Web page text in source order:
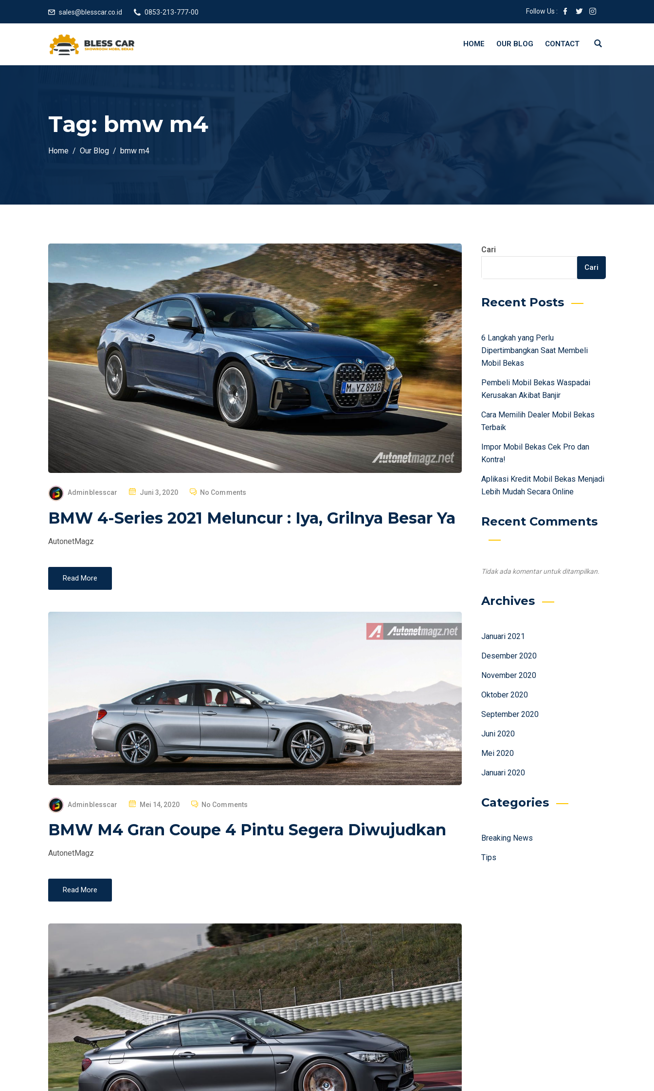
sales@blesscar.co.id 0853-213-777-00 Follow Us :
HOME OUR BLOG CONTACT
Tag: bmw m4
Home Our Blog bmw m4
Adminblesscar
S
Juni 3, 2020 No Comments
BMW 4-Series 2021 Meluncur : Iya, Grilnya Besar Ya
AutonetMagz
Read More
Adminblesscar
P
S
Mei 14, 2020 No Comments
BMW M4 Gran Coupe 4 Pintu Segera Diwujudkan
AutonetMagz
Read More
Cari
Cari
Recent Posts
6 Langkah yang Perlu
Dipertimbangkan Saat Membeli
Mobil Bekas
Pembeli Mobil Bekas Waspadai
Kerusakan Akibat Banjir
Cara Memilih Dealer Mobil Bekas
Terbaik
Impor Mobil Bekas Cek Pro dan
Kontra!
Aplikasi Kredit Mobil Bekas Menjadi
Lebih Mudah Secara Online
Recent Comments
Tidak ada komentar untuk ditampilkan.
Archives
Januari 2021
Desember 2020
November 2020
Oktober 2020
September 2020
Juni 2020
Mei 2020
Januari 2020
Categories
Breaking News
Tips